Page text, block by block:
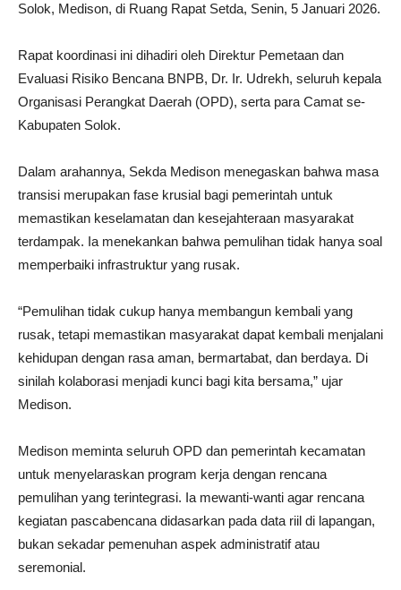
Solok, Medison, di Ruang Rapat Setda, Senin, 5 Januari 2026.
Rapat koordinasi ini dihadiri oleh Direktur Pemetaan dan
Evaluasi Risiko Bencana BNPB, Dr. Ir. Udrekh, seluruh kepala
Organisasi Perangkat Daerah (OPD), serta para Camat se-
Kabupaten Solok.
Dalam arahannya, Sekda Medison menegaskan bahwa masa
transisi merupakan fase krusial bagi pemerintah untuk
memastikan keselamatan dan kesejahteraan masyarakat
terdampak. Ia menekankan bahwa pemulihan tidak hanya soal
memperbaiki infrastruktur yang rusak.
“Pemulihan tidak cukup hanya membangun kembali yang
rusak, tetapi memastikan masyarakat dapat kembali menjalani
kehidupan dengan rasa aman, bermartabat, dan berdaya. Di
sinilah kolaborasi menjadi kunci bagi kita bersama,” ujar
Medison.
Medison meminta seluruh OPD dan pemerintah kecamatan
untuk menyelaraskan program kerja dengan rencana
pemulihan yang terintegrasi. Ia mewanti-wanti agar rencana
kegiatan pascabencana didasarkan pada data riil di lapangan,
bukan sekadar pemenuhan aspek administratif atau
seremonial.